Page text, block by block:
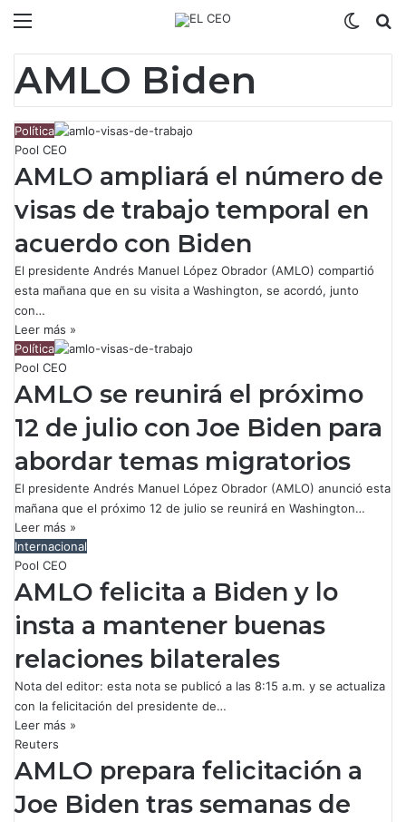
AMLO Biden
Política
Pool CEO
AMLO ampliará el número de
visas de trabajo temporal en
acuerdo con Biden
El presidente Andrés Manuel López Obrador (AMLO) compartió
esta mañana que en su visita a Washington, se acordó, junto
con…
Leer más »
Política
Pool CEO
AMLO se reunirá el próximo
12 de julio con Joe Biden para
abordar temas migratorios
El presidente Andrés Manuel López Obrador (AMLO) anunció esta
mañana que el próximo 12 de julio se reunirá en Washington…
Leer más »
Internacional
Pool CEO
AMLO felicita a Biden y lo
insta a mantener buenas
relaciones bilaterales
Nota del editor: esta nota se publicó a las 8:15 a.m. y se actualiza
con la felicitación del presidente de…
Leer más »
Reuters
AMLO prepara felicitación a
Joe Biden tras semanas de